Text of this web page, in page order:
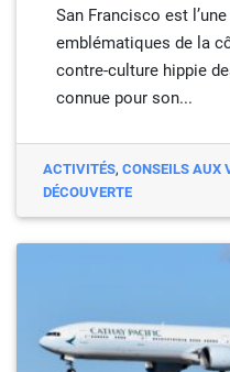
San Francisco est
emblématiques de la
contre-culture hippie
connue pour son...
ACTIVITÉS, CONSEILS AUX
DÉCOUVERTE